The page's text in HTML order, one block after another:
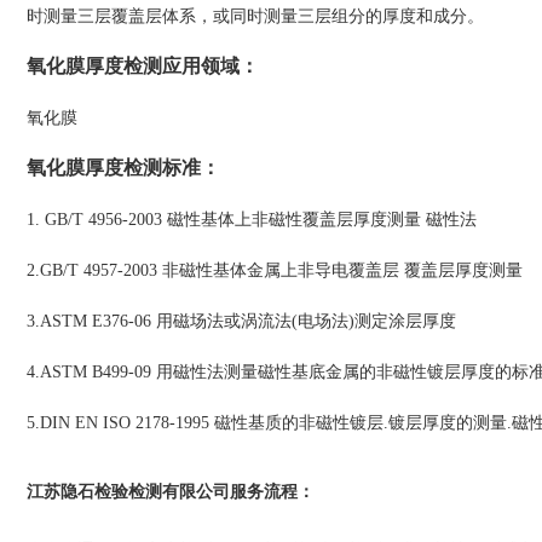
时测量三层覆盖层体系，或同时测量三层组分的厚度和成分。
氧化膜厚度检测应用领域 ：
氧化膜
氧化膜厚度检测标准 ：
1. GB/T 4956-2003 磁性基体上非磁性覆盖层厚度测量 磁性法
2.GB/T 4957-2003 非磁性基体金属上非导电覆盖层 覆盖层厚度测量
3.ASTM E376-06 用磁场法或涡流法(电场法)测定涂层厚度
4.ASTM B499-09 用磁性法测量磁性基底金属的非磁性镀层厚度的标
5.DIN EN ISO 2178-1995 磁性基质的非磁性镀层.镀层厚度的测量.磁
江苏隐石检验检测有限公司 服务流程 ：